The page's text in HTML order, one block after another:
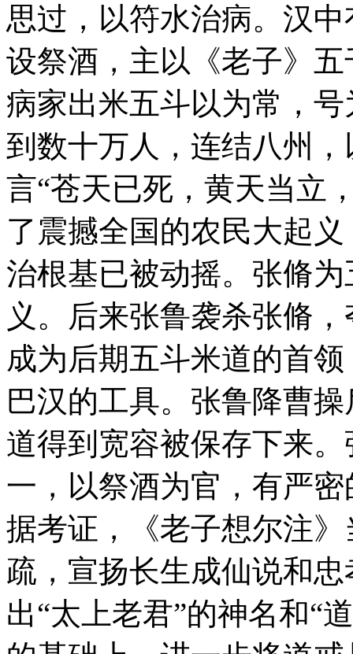
思过，以符水治病。汉
设祭酒，主以《老子》
病家出米五斗以为常，
到数十万人，连结八州
言“苍天已死，黄天当立
了震撼全国的农民大起
治根基已被动摇。张脩
义。后来张鲁袭杀张脩
成为后期五斗米道的首
巴汉的工具。张鲁降曹
道得到宽容被保存下来
一，以祭酒为官，有严
据考证，《老子想尔注
疏，宣扬长生成仙说和
出“太上老君”的神名和“